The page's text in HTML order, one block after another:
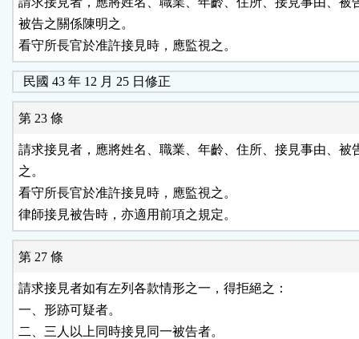
被告之關係陳明之。
看守所長官於准許接見時，應監視之。
民國 43 年 12 月 25 日修正
第 23 條
請求接見者，應將姓名、職業、年齡、住所、接見事由、被
之。
看守所長官於准許接見時，應監視之。
第 27 條
請求接見者如有左列各款情形之一，得拒絕之：
一、形跡可疑者。